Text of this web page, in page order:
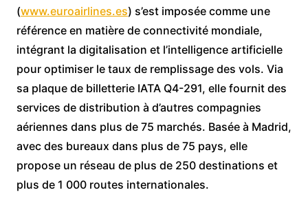
(www.euroairlines.es) s’est imposée comme une
référence en matière de connectivité mondiale,
intégrant la digitalisation et l’intelligence artificielle
pour optimiser le taux de remplissage des vols. Via
sa plaque de billetterie IATA Q4-291, elle fournit des
services de distribution à d’autres compagnies
aériennes dans plus de 75 marchés. Basée à Madrid,
avec des bureaux dans plus de 75 pays, elle
propose un réseau de plus de 250 destinations et
plus de 1 000 routes internationales.